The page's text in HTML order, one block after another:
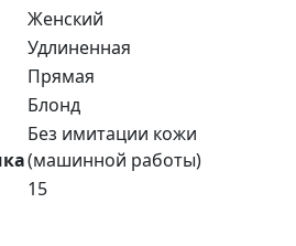
Женский
Удлиненная
Прямая
Блонд
Без имитации кожи
(машинной работы)
15